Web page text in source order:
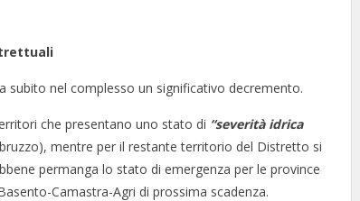
subito nel complesso un significativo decremento.
che presentano uno stato di “severità idrica
mentre per il restante territorio del Distretto si
permanga lo stato di emergenza per le province
Camastra-Agri di prossima scadenza.